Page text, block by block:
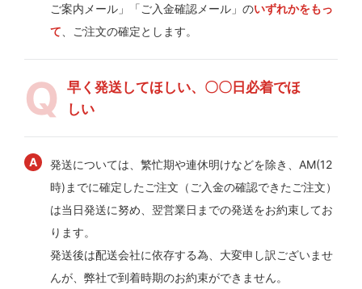
ご案内メール」「ご入金確認メール」のいずれかをもっ
て 、ご注文の確定とします。
早く発送してほしい、〇〇日必着でほ
しい
発送については、繁忙期や連休明けなどを除き、AM(12
時)までに確定したご注文（ご入金の確認できたご注文）
は当日発送に努め、翌営業日までの発送をお約束してお
ります。
発送後は配送会社に依存する為、大変申し訳ございませ
んが、弊社で到着時期のお約束ができません。